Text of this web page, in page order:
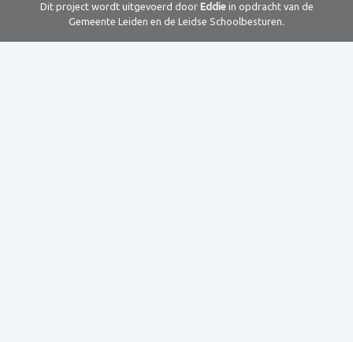
Dit project wordt uitgevoerd door Eddiein opdracht van de
Gemeente Leiden en de Leidse Schoolbesturen.